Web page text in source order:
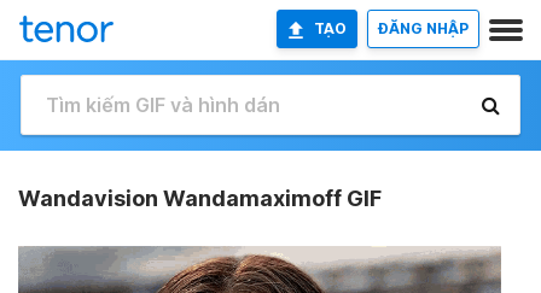
TẠO ĐĂNG NHẬP
Wandavision Wandamaximoff GIF